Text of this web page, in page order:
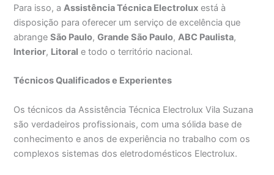
Para isso, aAssistência Técnica Electrolux está à
disposição para oferecer um serviço de excelência que
abrangeSão Paulo,Grande São Paulo,ABC Paulista,
Interior, Litoral e todo o território nacional.
Técnicos Qualificados e Experientes
Os técnicos da Assistência Técnica Electrolux Vila Suzana
são verdadeiros profissionais, com uma sólida base de
conhecimento e anos de experiência no trabalho com os
complexos sistemas dos eletrodomésticos Electrolux.